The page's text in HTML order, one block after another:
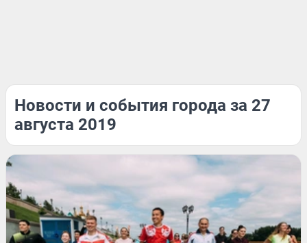
Новости и события города за 27
августа 2019